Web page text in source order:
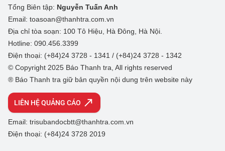
Tổng Biên tập: Nguyễn Tuấn Anh
Email: toasoan@thanhtra.com.vn
Địa chỉ tòa soạn: 100 Tô Hiệu, Hà Đông, Hà Nội.
Hotline: 090.456.3399
Điện thoại: (+84)24 3728 - 1341 / (+84)24 3728 - 1342
© Copyright 2025 Báo Thanh tra, All rights reserved
® Báo Thanh tra giữ bản quyền nội dung trên website này
LIÊN HỆ QUẢNG CÁO
Email: trisubandocbtt@thanhtra.com.vn
Điện thoại: (+84)24 3728 2019